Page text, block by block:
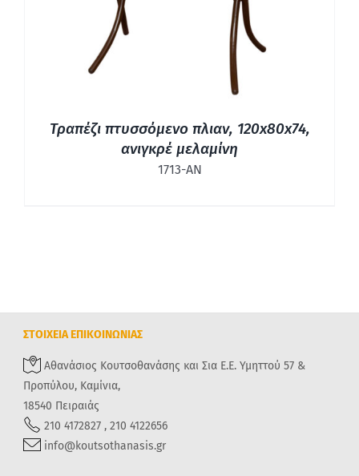
Τραπέζι πτυσσόμενο πλιαν, 120x80x74,
ανιγκρέ μελαμίνη
1713-ΑΝ
ΣΤΟΙΧΕΙΑ ΕΠΙΚΟΙΝΩΝΙΑΣ
Αθανάσιος Κουτσοθανάσης και Σια Ε.Ε. Υμηττού 57 &
Προπύλου, Καμίνια,
18540 Πειραιάς
210 4172827 , 210 4122656
info@koutsothanasis.gr